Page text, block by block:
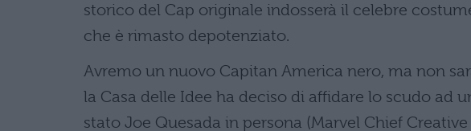
storico del Cap originale indosserà il celebre
che è rimasto depotenziato.
Avremo un nuovo Capitan America nero, ma non
la Casa delle Idee ha deciso di affidare lo scudo ad
stato Joe Quesada in persona (Marvel Chief